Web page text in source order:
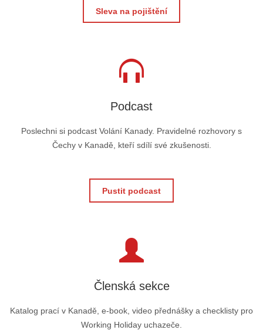
Sleva na pojištění
Podcast
Poslechni si podcast Volání Kanady. Pravidelné rozhovory s
Čechy v Kanadě, kteří sdílí své zkušenosti.
Pustit podcast
Členská sekce
Katalog prací v Kanadě, e-book, video přednášky a checklisty pro
Working Holiday uchazeče.